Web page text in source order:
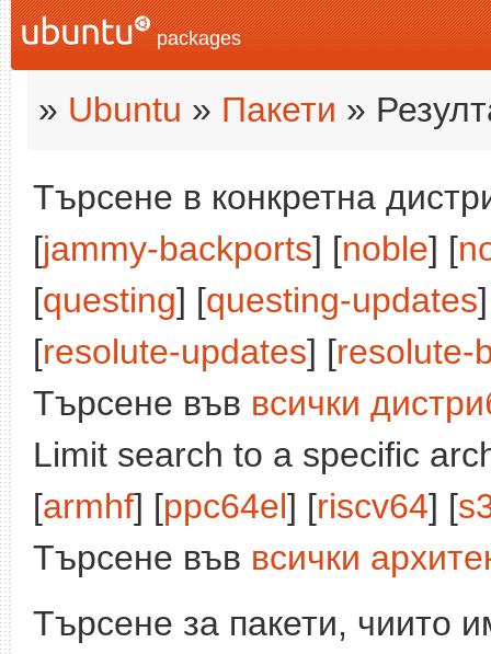
packages
» Ubuntu » Пакети »
Търсене в конкретна
[jammy-backports] [noble] [
[questing] [questing-updates
[resolute-updates] [resolute-
Търсене във всички
Limit search to a specific
[armhf] [ppc64el] [riscv64] [
Търсене във всички
Търсене за пакети, чиито